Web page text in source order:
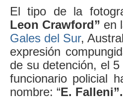
El tipo de la
Leon Crawford” en
Gales del Sur,
expresión
de su detención, el
funcionario policial
nombre: “E. Falleni”.